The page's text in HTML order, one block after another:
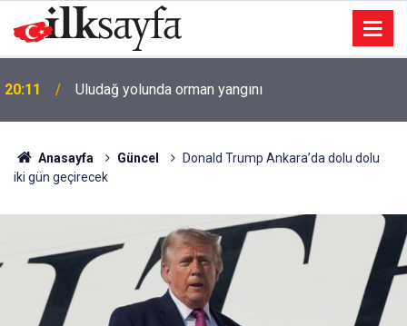
20:11 Uludağ yolunda orman yangını
Anasayfa Güncel
Donald Trump Ankara’da dolu dolu
iki gün geçirecek